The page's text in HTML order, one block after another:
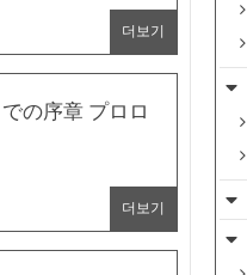
더보기
の序章 プロロ
더보기